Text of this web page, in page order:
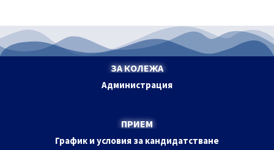
ЗА КОЛЕЖА
Администрация
ПРИЕМ
График и условия за кандидатстване